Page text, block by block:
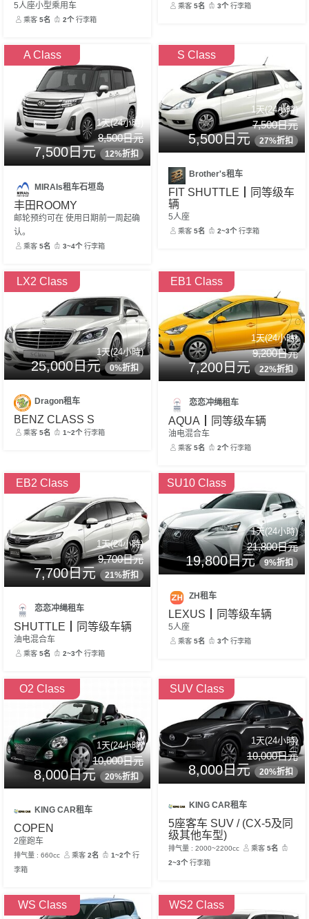
5人座小型乘用车
乘客5名 2个行李箱
乘客5名 3个行李箱
A Class
1天(24小時)
8,500日元
7,500日元 12%折扣
MIRAIs租车石垣岛
丰田ROOMY
邮轮预约可在 使用日期前一周起确
认。
乘客5名 3~4个行李箱
S Class
1天(24小時)
7,500日元
5,500日元 27%折扣
Brother's租车
FIT SHUTTLE┃同等级车
辆
5人座
乘客5名 2~3个行李箱
LX2 Class
1天(24小時)
25,000日元 0%折扣
Dragon租车
BENZ CLASS S
乘客5名 1~2个行李箱
EB1 Class
1天(24小時)
9,200日元
7,200日元 22%折扣
恋恋冲绳租车
AQUA┃同等级车辆
油电混合车
乘客5名 2个行李箱
EB2 Class
1天(24小時)
9,700日元
7,700日元 21%折扣
恋恋冲绳租车
SHUTTLE┃同等级车辆
油电混合车
乘客5名 2~3个行李箱
SU10 Class
1天(24小時)
21,800日元
19,800日元 9%折扣
ZH租车
LEXUS┃同等级车辆
5人座
乘客5名 3个行李箱
O2 Class
1天(24小時)
10,000日元
8,000日元 20%折扣
KING CAR租车
COPEN
2座跑车
排气量 : 660cc 乘客2名 1~2个行
李箱
SUV Class
1天(24小時)
10,000日元
8,000日元 20%折扣
KING CAR租车
5座客车 SUV / (CX-5及同
级其他车型)
排气量 : 2000~2200cc 乘客5名
2~3个 行李箱
WS Class WS2 Class